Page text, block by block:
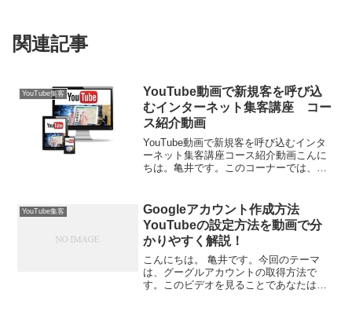
関連記事
YouTube集客
YouTube動画で新規客を呼び込
むインターネット集客講座 コー
ス紹介動画
YouTube動画で新規客を呼び込むインタ
ーネット集客講座コース紹介動画こんに
ちは。亀井です。このコーナーでは、簡
ップにつなげる方法を一からご紹介しま
す。簡単な動...
YouTube集客
Googleアカウント作成方法
YouTubeの設定方法を動画で分
かりやすく解説！
こんにちは。 亀井です。今回のテーマ
は、グーグルアカウントの取得方法で
す。このビデオを見ることであなたは、